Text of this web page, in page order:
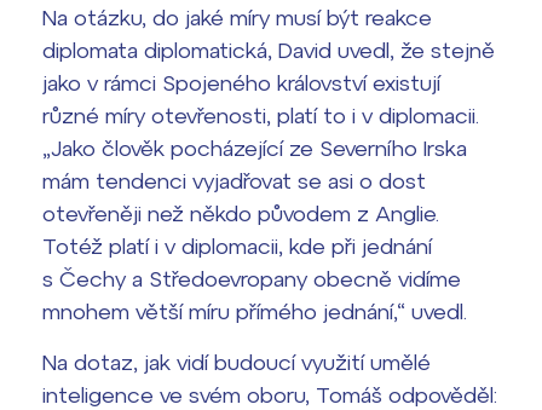
Termíny maturit
Na otázku, do jaké míry musí být reakce
diplomata diplomatická, David uvedl, že stejně
jako v rámci Spojeného království existují
různé míry otevřenosti, platí to i v diplomacii.
„Jako člověk pocházející ze Severního Irska
mám tendenci vyjadřovat se asi o dost
otevřeněji než někdo původem z Anglie.
Totéž platí i v diplomacii, kde při jednání
s Čechy a Středoevropany obecně vidíme
mnohem větší míru přímého jednání,“ uvedl.
Na dotaz, jak vidí budoucí využití umělé
inteligence ve svém oboru, Tomáš odpověděl: